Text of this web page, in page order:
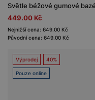
449.00 Kč
Nejnižší cena: 649.00 Kč
Původní cena: 649.00 Kč
Výprodej 40%
Pouze online